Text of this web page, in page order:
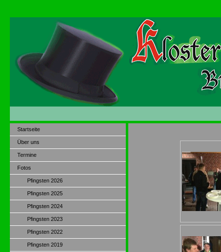
Startseite
Über uns
Termine
Fotos
Pfingsten 2026
Pfingsten 2025
Pfingsten 2024
Pfingsten 2023
Pfingsten 2022
Pfingsten 2019